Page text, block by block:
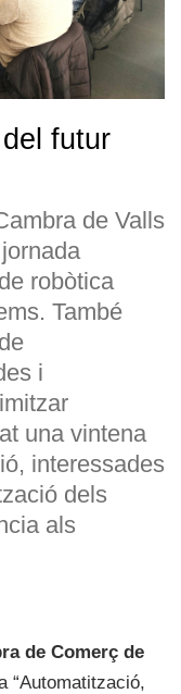
futur
de Valls
robòtica
També
i
una vintena
interessades
dels
als
de Comerç de
“Automatització,